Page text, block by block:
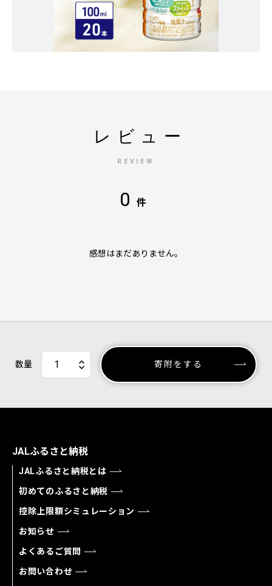
レビュー
REVIEW
0 件
感想はまだありません。
数量 寄附をする
JALふるさと納税
JALふるさと納税とは
初めてのふるさと納税
控除上限額シミュレーション
お知らせ
よくあるご質問
お問い合わせ